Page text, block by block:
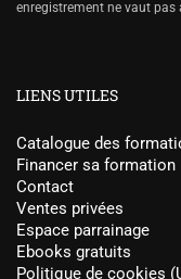
enregistrement ne vaut pas
LIENS UTILES
Catalogue des
Financer sa formation
Contact
Ventes privées
Espace parrainage
Ebooks gratuits
Politique de cookies